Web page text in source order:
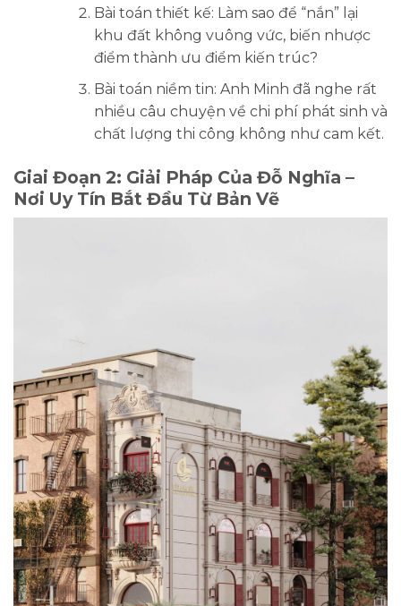
Bài toán thiết kế: Làm sao để “nắn” lại
khu đất không vuông vức, biến nhược
điểm thành ưu điểm kiến trúc?
Bài toán niềm tin: Anh Minh đã nghe rất
nhiều câu chuyện về chi phí phát sinh và
chất lượng thi công không như cam kết.
Giai Đoạn 2: Giải Pháp Của Đỗ Nghĩa –
Nơi Uy Tín Bắt Đầu Từ Bản Vẽ